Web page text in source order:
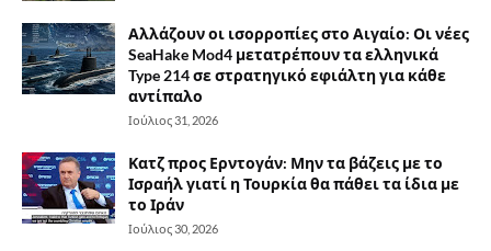
Αλλάζουν οι ισορροπίες στο Αιγαίο: Οι νέες
SeaHake Mod4 μετατρέπουν τα ελληνικά
Type 214 σε στρατηγικό εφιάλτη για κάθε
αντίπαλο
Ιούλιος 31, 2026
Κατζ προς Ερντογάν: Μην τα βάζεις με το
Ισραήλ γιατί η Τουρκία θα πάθει τα ίδια με
το Ιράν
Ιούλιος 30, 2026